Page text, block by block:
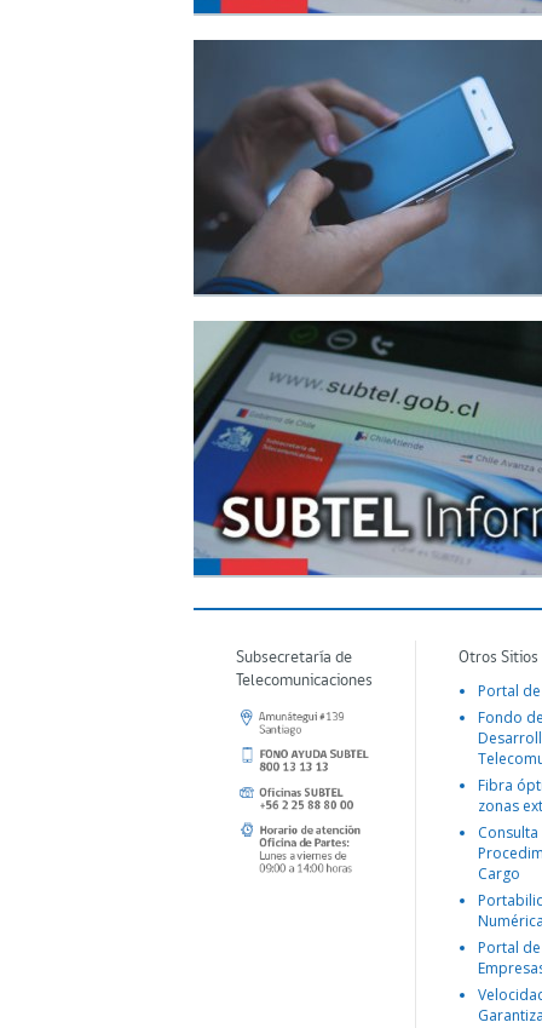
Subsecretaría de
Telecomunicaciones
Otros
Portal
Fondo
Fibra
zonas
Consulta
Cargo
Portal